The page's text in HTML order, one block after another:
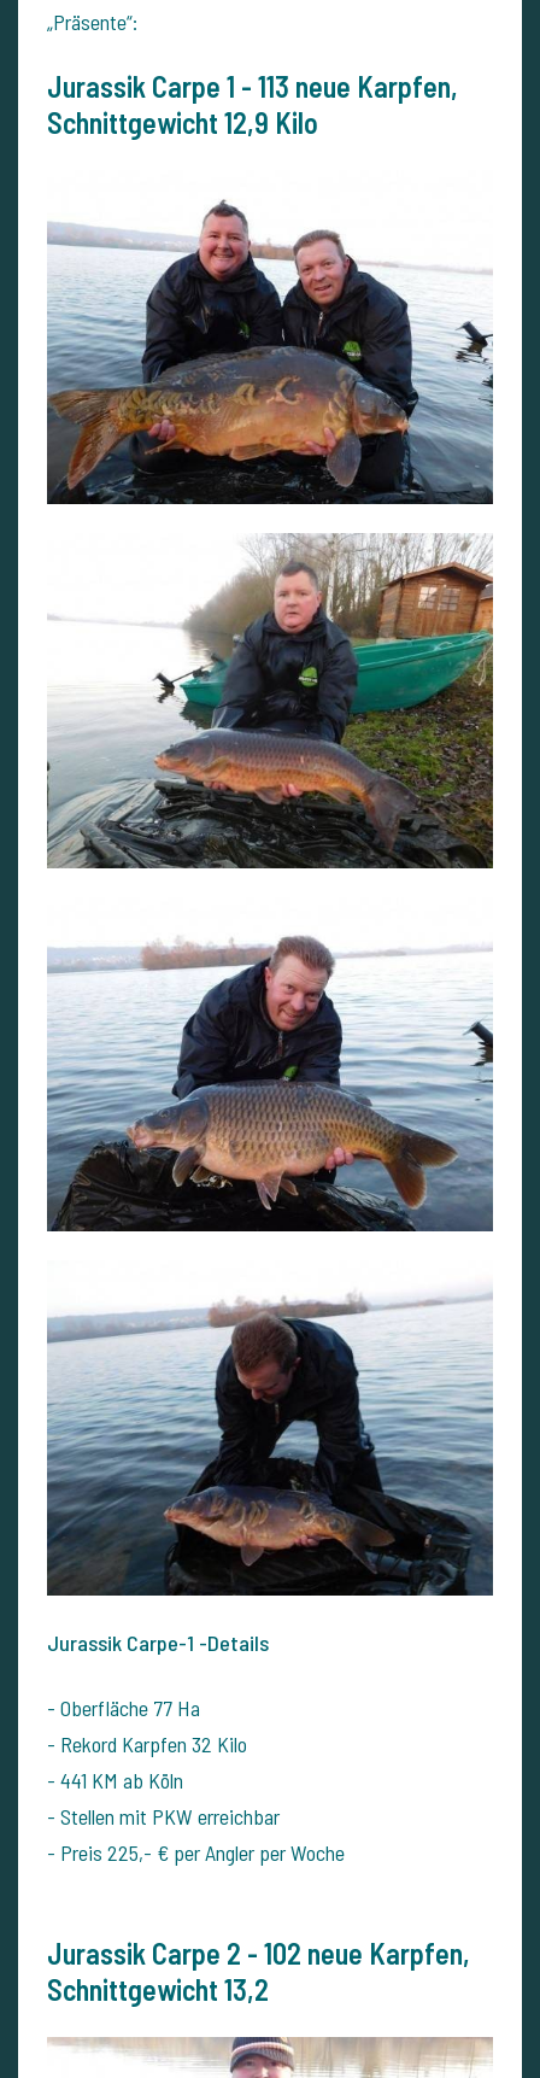
„Präsente“:
Jurassik Carpe 1 - 113 neue Karpfen,
Schnittgewicht 12,9 Kilo
Jurassik Carpe-1 -Details
- Oberfläche 77 Ha
- Rekord Karpfen 32 Kilo
- 441 KM ab Köln
- Stellen mit PKW erreichbar
- Preis 225,- € per Angler per Woche
Jurassik Carpe 2 - 102 neue Karpfen,
Schnittgewicht 13,2